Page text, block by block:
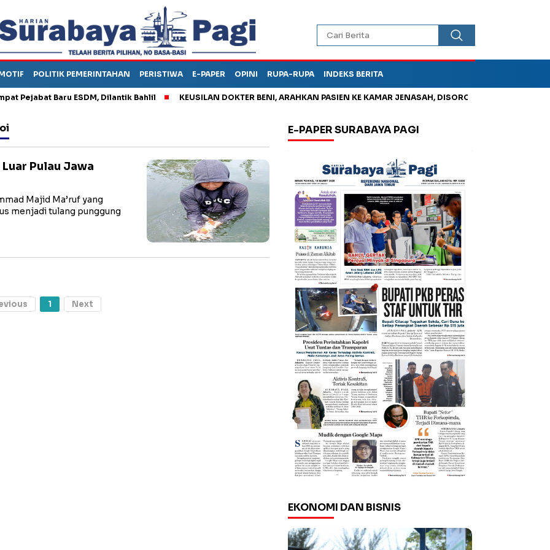
POLITIK PEMERINTAHAN PERISTIWA E-PAPER OPINI RUPA-RUPA INDEKS BERITA
Baru ESDM, Dilantik Bahlil KEUSILAN DOKTER BENI, ARAHKAN PASIEN KE KAMAR JENASAH, DISOROT
Pulau Jawa
Majid Ma’ruf yang
menjadi tulang punggung
1 Next
E-PAPER SURABAYA PAGI
EKONOMI DAN BISNIS